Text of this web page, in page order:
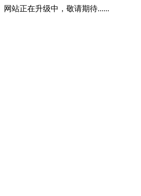
网站正在升级中，敬请期待......